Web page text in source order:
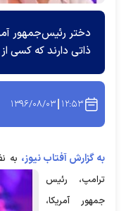
دختر رئیس‌جمهور
ذاتی دارند که کسی
۱۲:۵۳ ۱۳۹۶/۰۸/۰۳
به گزارش آفتاب نیوز، به
ترامپ، رئیس
جمهور آمریکا،